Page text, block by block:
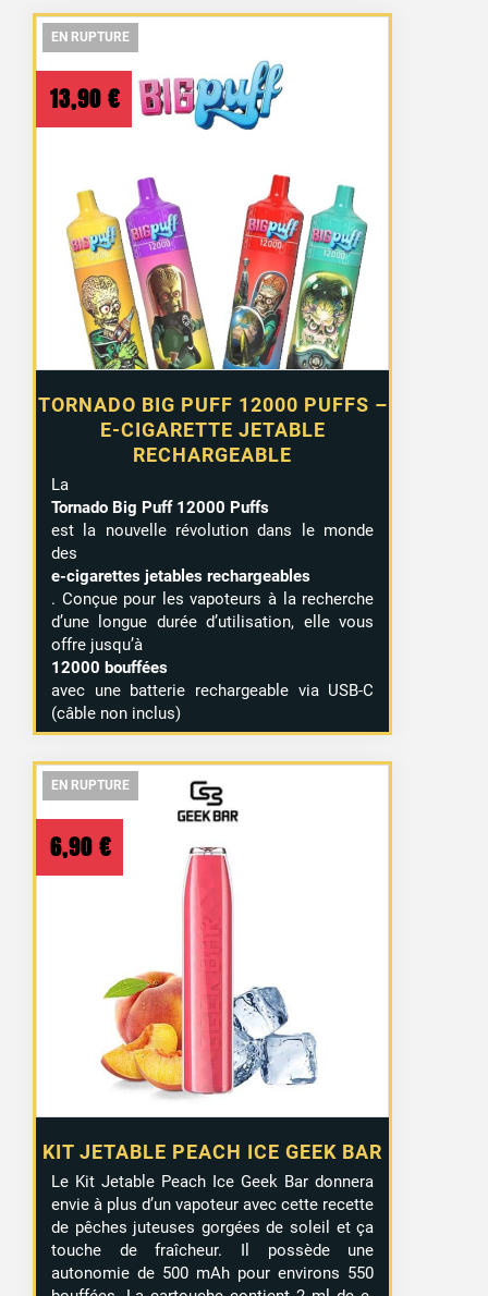
EN RUPTURE
EN RUPTURE
TORNADO BIG PUFF 12000 PUFFS –
E-CIGARETTE JETABLE
RECHARGEABLE
13,90 €
La
Tornado Big Puff 12000 Puffs
est la nouvelle révolution dans le monde
des
e-cigarettes jetables rechargeables
. Conçue pour les vapoteurs à la recherche
d’une longue durée d’utilisation, elle vous
offre jusqu’à
12000 bouffées
avec une batterie rechargeable via USB-C
(câble non inclus)
EN RUPTURE
EN RUPTURE
EN RUPTURE
KIT JETABLE PEACH ICE GEEK BAR
6,90 €
Le Kit Jetable Peach Ice Geek Bar donnera
envie à plus d’un vapoteur avec cette recette
de pêches juteuses gorgées de soleil et ça
touche de fraîcheur. Il possède une
autonomie de 500 mAh pour environs 550
EN RUPTURE